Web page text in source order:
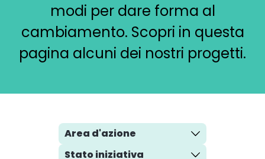
modi per dare forma al
cambiamento. Scopri in questa
pagina alcuni dei nostri progetti.
Area